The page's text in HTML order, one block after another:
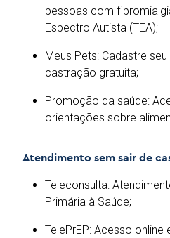
pessoas com
Espectro Autista (TEA);
Meus Pets: Cadastre
castração gratuita;
Promoção da saúde:
orientações sobre
Atendimento sem sair de
Teleconsulta:
Primária à Saúde;
TelePrEP: Acesso